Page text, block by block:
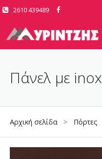
Μετάβαση
περιεχόμενο
2610 439489
Πάνελ με
Αρχική σελίδα > Πόρτες